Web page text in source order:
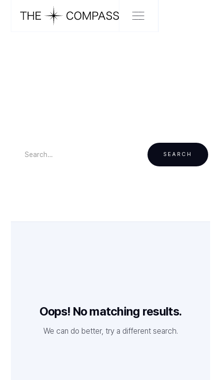
Oops! No matching results.
We can do better, try a different search.